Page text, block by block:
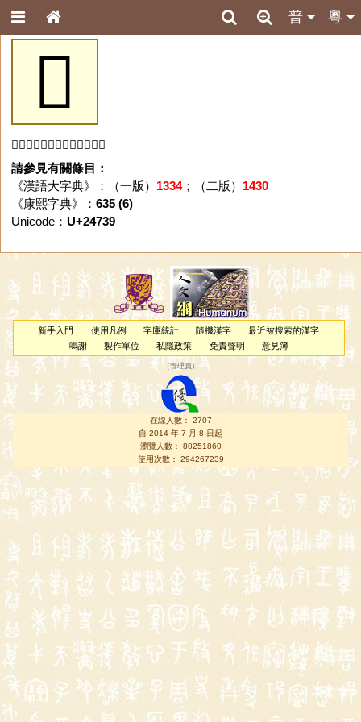
粵
普
𤜹
「𤜹」字未收錄於本資料庫。
請參見有關條目：
《漢語大字典》：（一版） 1334；（二版） 1430
《康熙字典》： 635 (6)
Unicode： U+24739
新手入門 使用凡例 字庫統計 隨機漢字
最近被搜索的漢字
鳴謝
製作單位 私隱政策 免責聲明 意見簿
（管理員 ）
在線人數： 2707
自 2014 年 7 月 8 日起
瀏覽人數： 80251860
使用次數： 294267239